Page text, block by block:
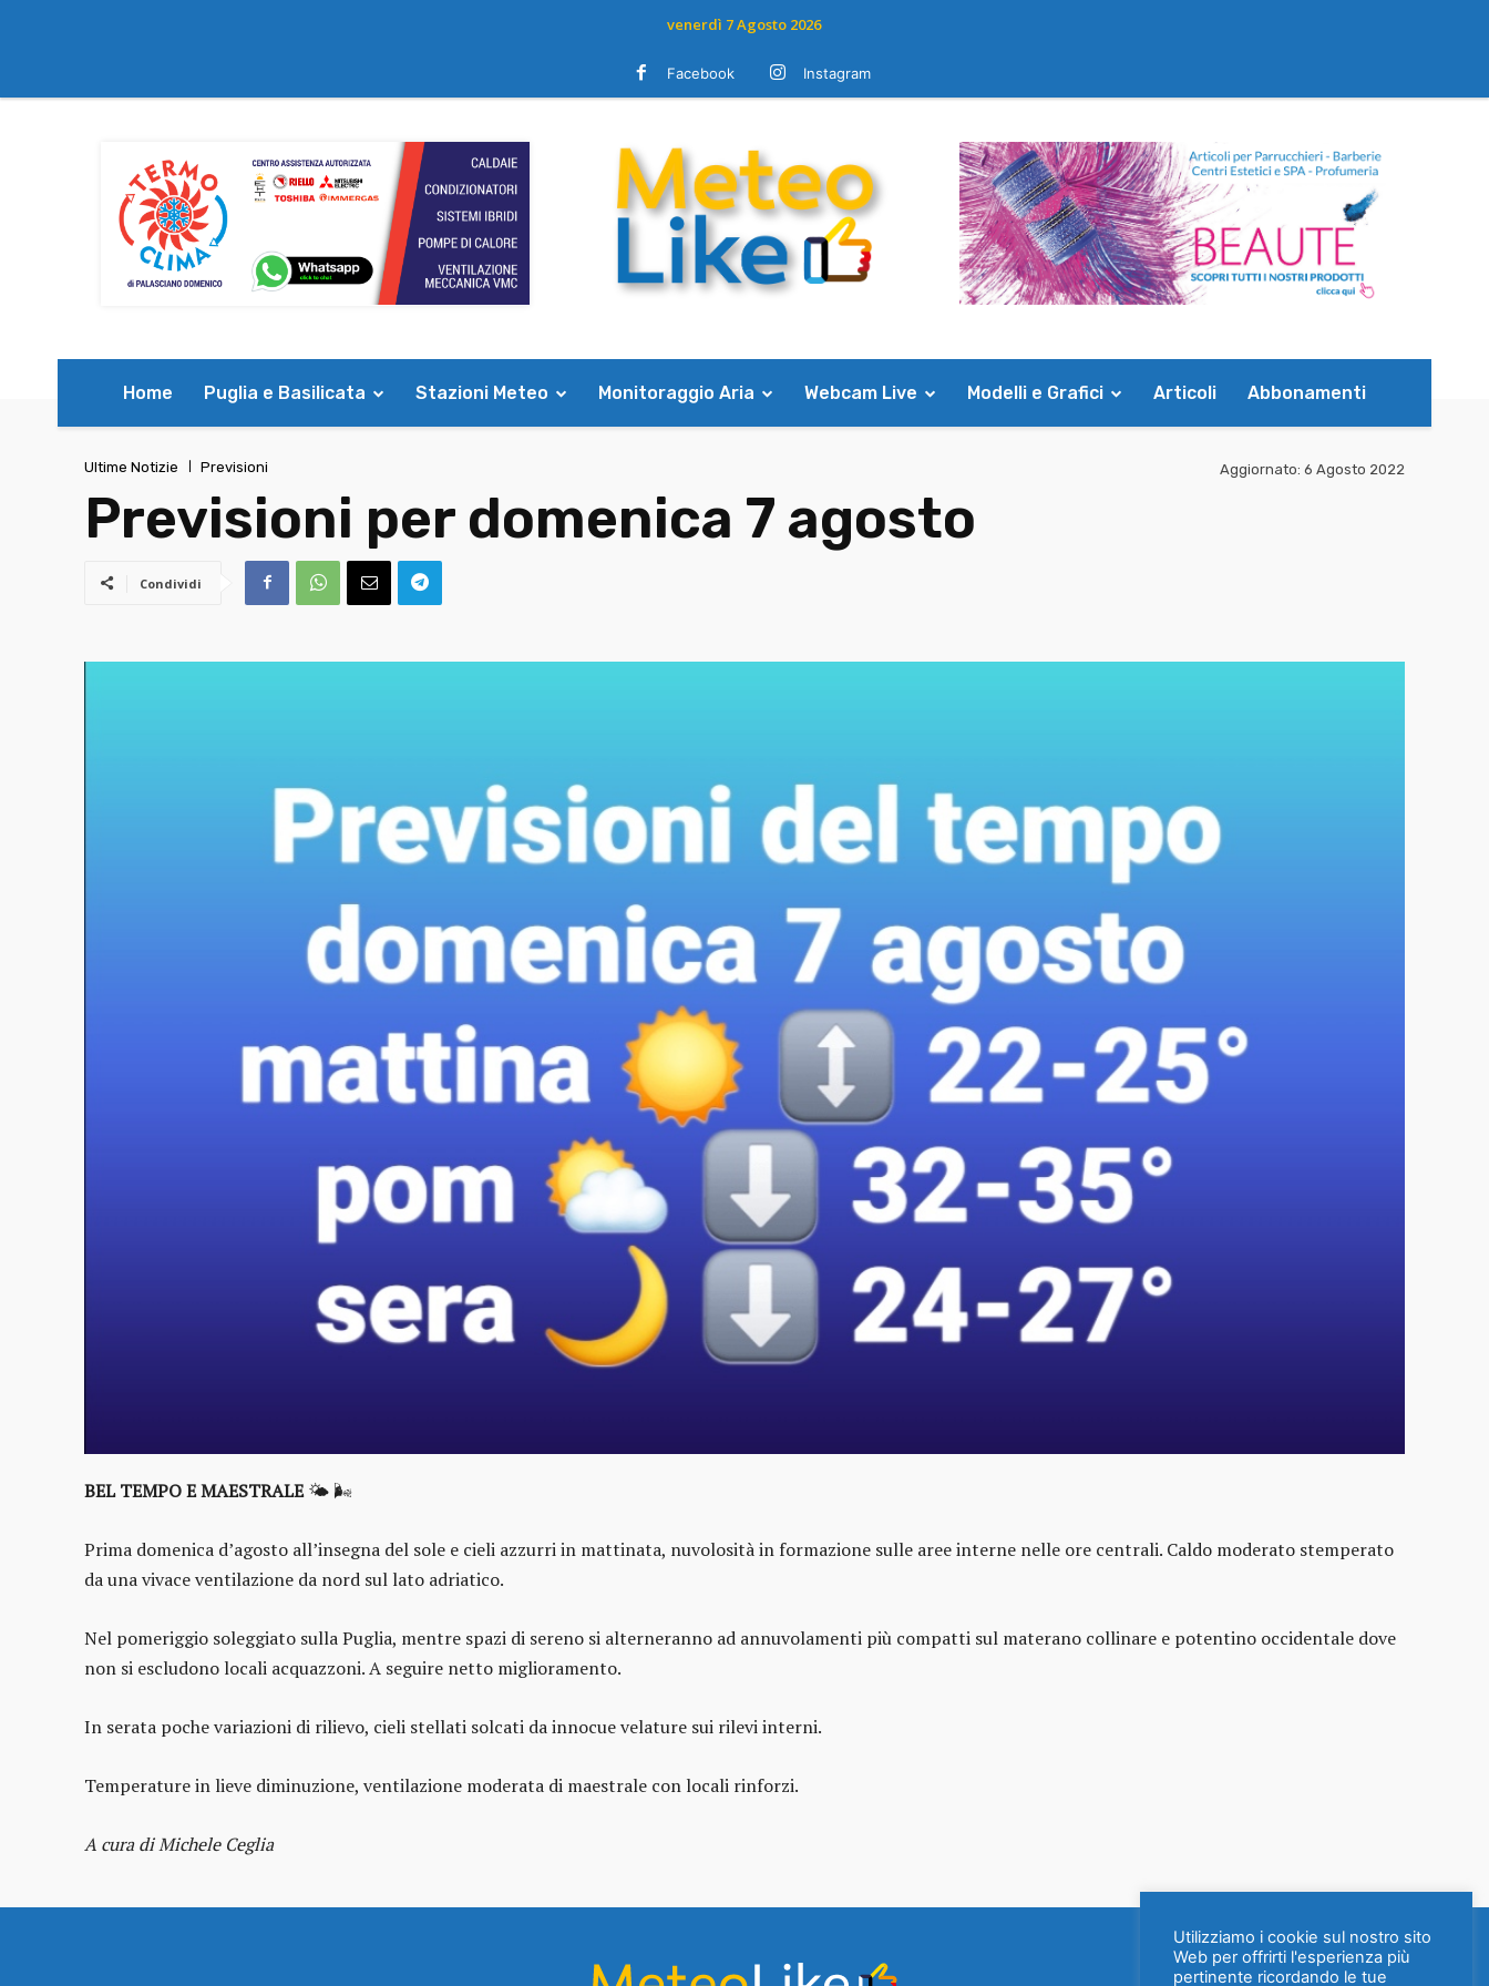
venerdì 7 Agosto 2026
Facebook Instagram
Home Puglia e Basilicata Stazioni Meteo Monitoraggio Aria Webcam Live Modelli e Grafici Articoli Abbonamenti
Ultime Notizie Previsioni Aggiornato: 6 Agosto 2022
Previsioni per domenica 7 agosto
Condividi
BEL TEMPO E MAESTRALE🌤️ 🌬️
Prima domenica d’agosto all’insegna del sole e cieli azzurri in mattinata, nuvolosità in formazione sulle aree interne nelle ore centrali. Caldo moderato stemperato
da una vivace ventilazione da nord sul lato adriatico.
Nel pomeriggio soleggiato sulla Puglia, mentre spazi di sereno si alterneranno ad annuvolamenti più compatti sul materano collinare e potentino occidentale dove
non si escludono locali acquazzoni. A seguire netto miglioramento.
In serata poche variazioni di rilievo, cieli stellati solcati da innocue velature sui rilevi interni.
Temperature in lieve diminuzione, ventilazione moderata di maestrale con locali rinforzi.
A cura di Michele Ceglia
Utilizziamo i cookie sul nostro sito
Web per offrirti l'esperienza più
pertinente ricordando le tue